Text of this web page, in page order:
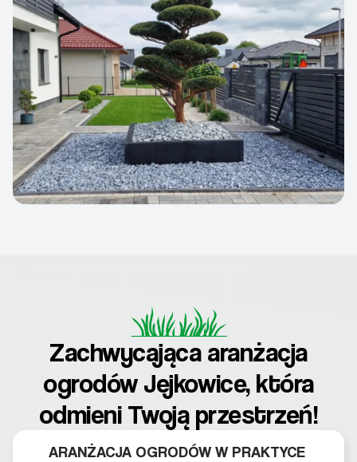
Zachwycająca aranżacja
ogrodów Jejkowice, która
odmieni Twoją przestrzeń!
ARANŻACJA OGRODÓW W PRAKTYCE